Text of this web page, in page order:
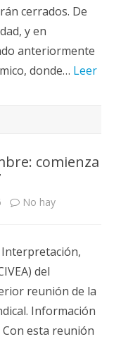
cerrados. De
y en
anteriormente
donde… Leer
comienza
No hay
Interpretación,
del
reunión de la
Información
Con esta reunión